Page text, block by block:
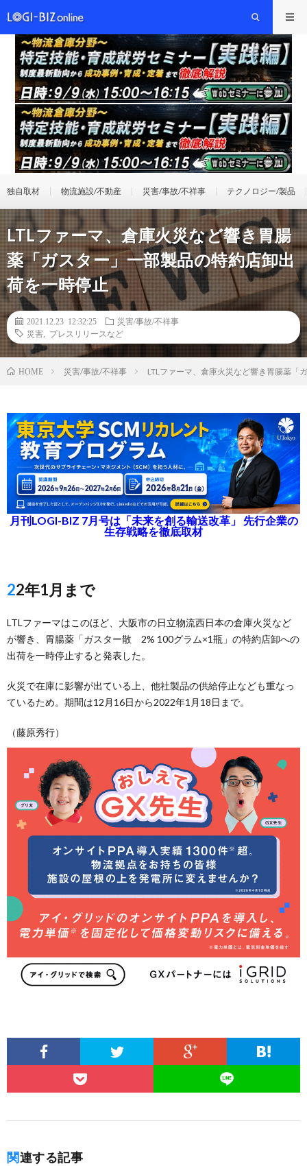
独自取材 物流施設/不動産 災害/事故/不祥事 テクノロジー/製品
LTLファーマ、倉庫火災など響き胃腸
薬「ガスター」一部製品の特約店卸出
荷を一時停止
2021.12.23 12:32:25
災害/事故/不祥事
災害
プレスリリースなど
HOME 災害/事故/不祥事 LTLファーマ、倉庫火災など響き胃腸薬「
月刊LOGI-BIZ 7月号は「未来を創る輸送改革」 先行企業の
生存戦略を徹底取材
22年1月まで
LTLファーマはこのほど、大阪市の日立物流西日本の倉庫火災など
が響き、胃腸薬「ガスター散 2% 100グラム×1瓶」の特約店卸への
出荷を一時停止すると発表した。
火災で在庫に影響が出ている上、他社製品の供給停止なども重なっ
ているため。期間は12月16日から2022年1月18日まで。
（藤原秀行）
関連する記事